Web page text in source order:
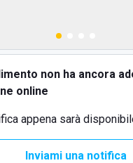
non ha ancora
online
appena sarà
Inviami una notifica